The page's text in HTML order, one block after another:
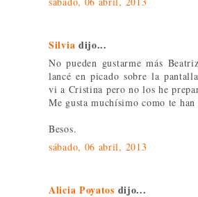
Silvia dijo...
No pueden gustarme más
lancé en picado sobre la
vi a Cristina pero no los he
Me gusta muchísimo como te han
Besos.
sábado, 06 abril, 2013
Alicia Poyatos dijo...